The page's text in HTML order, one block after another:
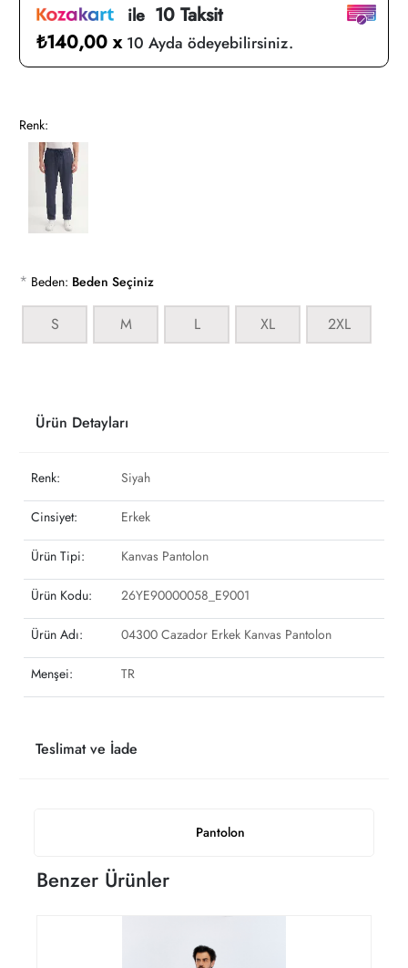
ile10 Taksit
₺140,00 x 10 Ayda ödeyebilirsiniz.
Renk:
* Beden: Beden Seçiniz
S M L XL 2XL
Pantolon
Ürün Detayları
Renk: Siyah
Cinsiyet: Erkek
Ürün Tipi: Kanvas Pantolon
Ürün Kodu: 26YE90000058_E9001
Ürün Adı: 04300 Cazador Erkek Kanvas Pantolon
Menşei: TR
Teslimat ve İade
Benzer Ürünler